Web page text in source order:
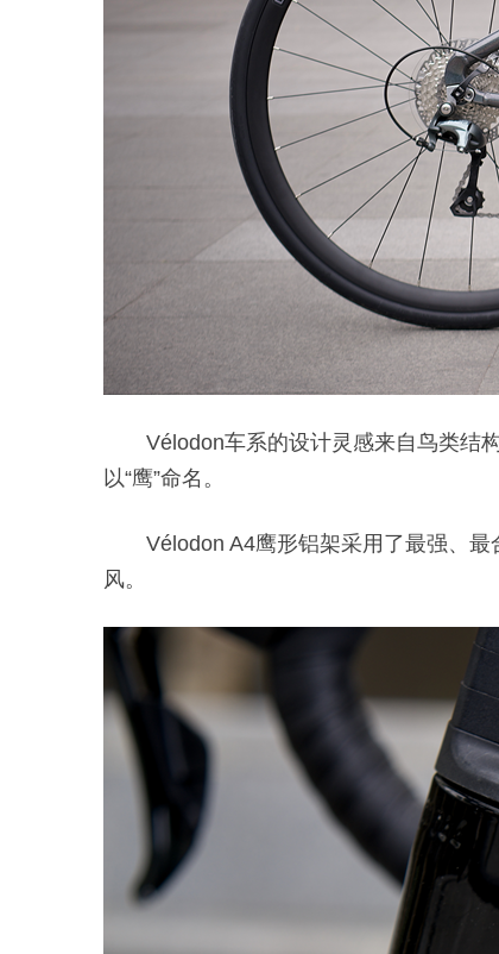
Vélodon车系的设计灵感来自鸟类结
以“鹰”命名。
Vélodon A4鹰形铝架采用了最强、
风。